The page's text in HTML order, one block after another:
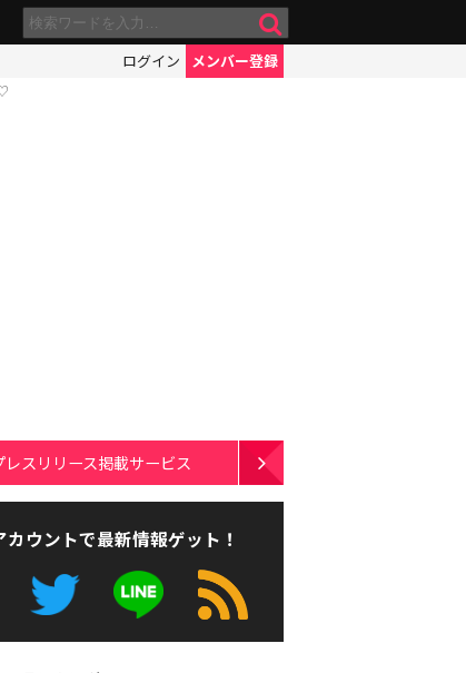
ログイン メンバー登録
レスリリース掲載サービス
カウントで最新情報ゲット！